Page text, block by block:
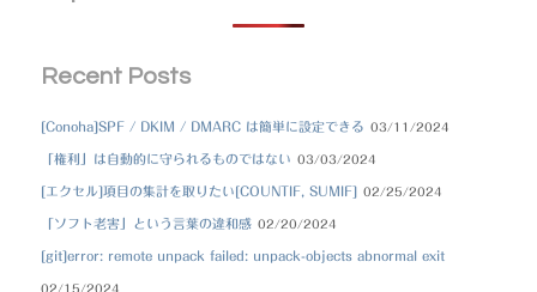
Recent Posts
[Conoha]SPF / DKIM / DMARC は簡単に設定できる 03/11/2024
「権利」は自動的に守られるものではない 03/03/2024
[エクセル]項目の集計を取りたい[COUNTIF, SUMIF] 02/25/2024
「ソフト老害」という言葉の違和感 02/20/2024
[git]error: remote unpack failed: unpack-objects abnormal exit
02/15/2024